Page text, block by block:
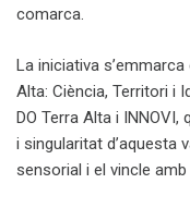
comarca.
La iniciativa
Alta: Ciència, Territori i
DO Terra Alta i
i singularitat d’aquesta
sensorial i el vincle